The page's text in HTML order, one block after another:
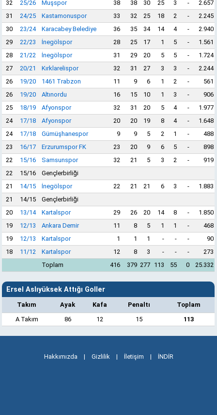
32
25/26 Muşspor 38 38 30 25 3 -
2.657
31
24/25 Kastamonuspor 33 32 25 18 2 -
2.245
30
23/24 Karacabey Belediye 36 35 34 14 4 -
2.940
29
22/23 İnegölspor 28 25 17 1 5 -
1.561
28
21/22 İnegölspor 31 29 20 5 5 -
1.724
27
20/21 Kırklarelispor 32 31 27 3 3 -
2.244
26
19/20 1461 Trabzon 11 9 6 1 2 -
561
26
19/20 Altınordu 16 15 10 1 3 -
906
25
18/19 Afyonspor 32 31 20 5 4 -
1.977
24
17/18 Afyonspor 20 20 19 8 4 -
1.648
24
17/18 Gümüşhanespor 9 9 5 2 1 -
488
23
16/17 Erzurumspor FK 23 20 9 6 5 -
898
22
15/16 Samsunspor 32 21 5 3 2 -
919
22
15/16
Gençlerbirliği
21
14/15 İnegölspor 22 21 21 6 3 -
1.883
21
14/15
Gençlerbirliği
20
13/14 Kartalspor 29 26 20 14 8 -
1.850
19
12/13 Ankara Demir 11 8 5 1 1 -
468
19
12/13 Kartalspor 1 1 1 - - -
90
18
11/12 Kartalspor 12 8 3 - - -
273
Toplam
416 379 277 113 55 0 25.332
Ersel Aslıyüksek Attığı Goller
Takım Ayak Kafa Penaltı
Toplam
A Takım
86 12 15 113
Hakkımızda | Gizlilik | İletişim | İNDİR